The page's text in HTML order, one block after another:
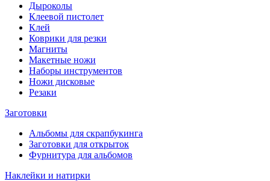
Дыроколы
Клеевой пистолет
Клей
Коврики для резки
Магниты
Макетные ножи
Наборы инструментов
Ножи дисковые
Резаки
Заготовки
Альбомы для скрапбукинга
Заготовки для открыток
Фурнитура для альбомов
Наклейки и натирки